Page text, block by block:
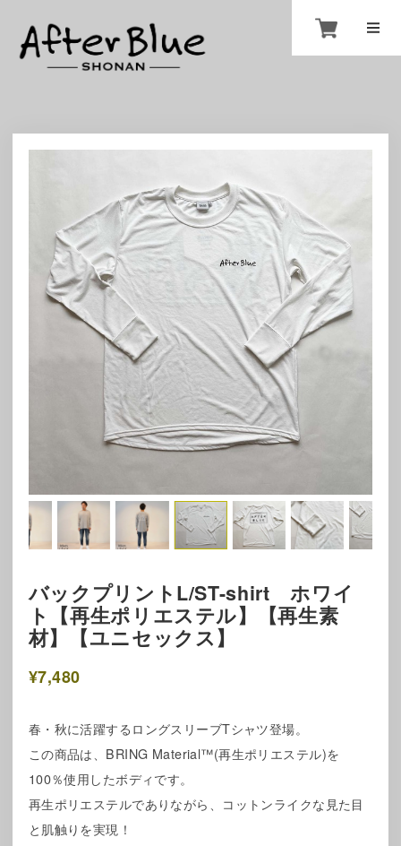
バックプリントL/ST-shirt ホワイ
ト【再生ポリエステル】【再生素
材】【ユニセックス】
¥7,480
春・秋に活躍するロングスリーブTシャツ登場。
この商品は、BRING Material™(再生ポリエステル)を
100％使用したボディです。
再生ポリエステルでありながら、コットンライクな見た目
と肌触りを実現！